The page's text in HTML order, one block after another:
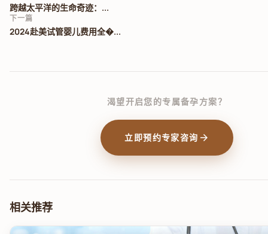
跨越太平洋的生命奇迹：...
下一篇
2024赴美试管婴儿费用全�...
渴望开启您的专属备孕方案？
立即预约专家咨询 arrow_forward
相关推荐